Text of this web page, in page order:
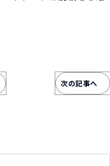
次の記事へ